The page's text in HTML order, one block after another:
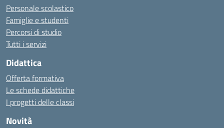
Personale scolastico
Famiglie e studenti
Percorsi di studio
Tutti i servizi
Didattica
Offerta formativa
Le schede didattiche
I progetti delle classi
Novità